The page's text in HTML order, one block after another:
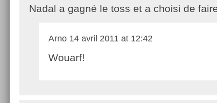
Nadal a gagné le toss et a choisi de
Arno 14 avril 2011 at 12:42
Wouarf!